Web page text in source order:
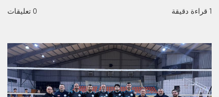
1 قراءة دقيقة 0 تعليقات